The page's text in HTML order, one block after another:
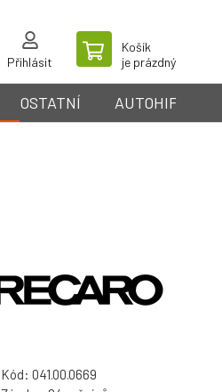
Přihlásit
Košík
je prázdný
OSTATNÍ AUTOHIFI
Kód: 041.00.0669